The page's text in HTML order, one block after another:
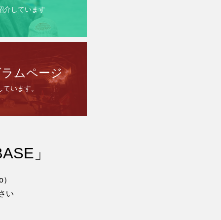
介しています
ムページ
います。
」
い